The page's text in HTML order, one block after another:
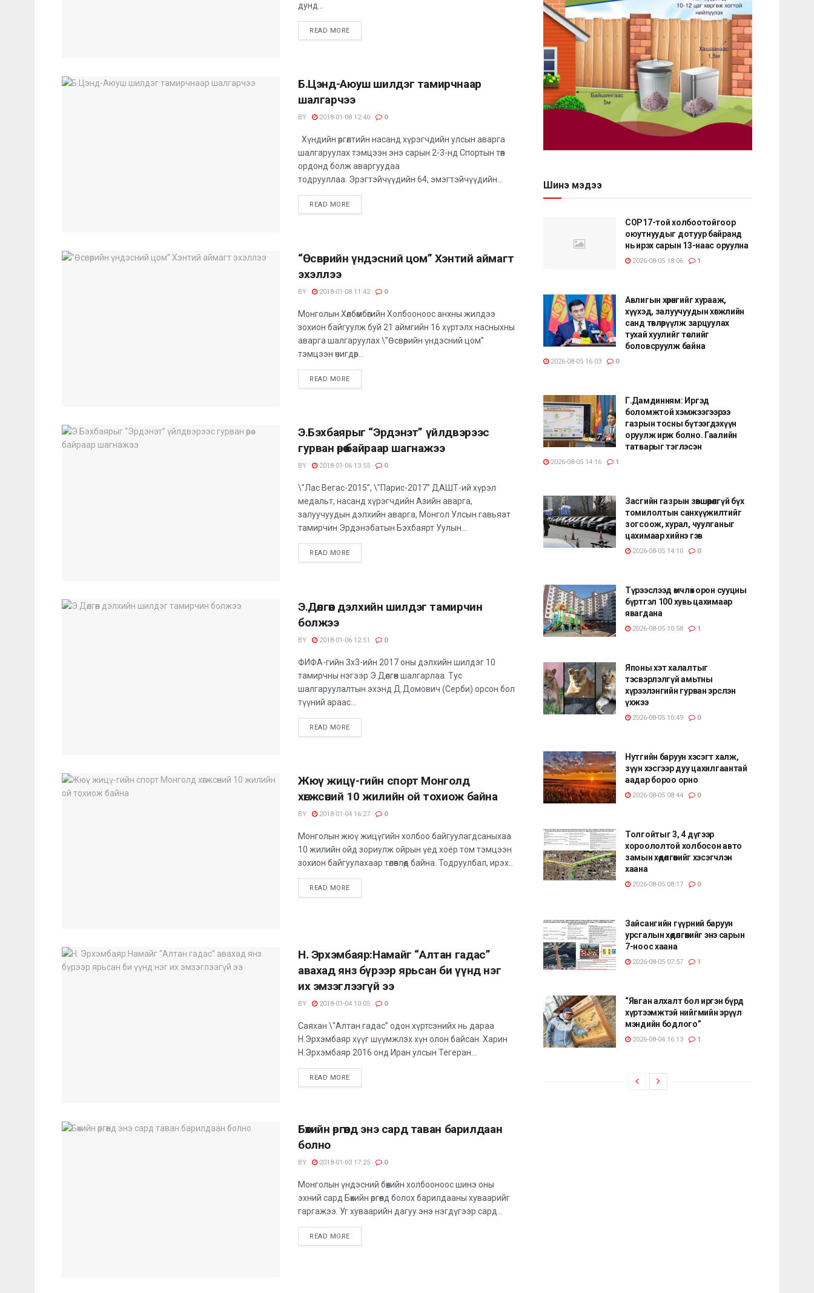
дунд...
READ MORE
Б.Цэнд-Аюуш шилдэг тамирчнаар
шалгарчээ
BY 2018-01-08 12:40 0
Хүндийн өргөлтийн насанд хүрэгчдийн улсын аварга
шалгаруулах тэмцээн энэ сарын 2-3-нд Спортын төв
ордонд болж аваргуудаа
тодрууллаа. Эрэгтэйчүүдийн 64, эмэгтэйчүүдийн...
READ MORE
“Өсвөрийн үндэсний цом” Хэнтий аймагт
эхэллээ
BY 2018-01-08 11:42 0
Монголын Хөлбөмбөгийн Холбооноос анхны жилдээ
зохион байгуулж буй 21 аймгийн 16 хүртэлх насныхны
аварга шалгаруулах \"Өсвөрийн үндэсний цом”
тэмцээн өчигдөр...
READ MORE
Э.Бэхбаярыг “Эрдэнэт” үйлдвэрээс
гурван өрөө байраар шагнажээ
BY 2018-01-06 13:55 0
\"Лас Вегас-2015”, \"Парис-2017” ДАШТ-ий хүрэл
медальт, насанд хүрэгчдийн Азийн аварга,
залуучуудын дэлхийн аварга, Монгол Улсын гавьяат
тамирчин Эрдэнэбатын Бэхбаярт Уулын...
READ MORE
Э.Дөлгөөн дэлхийн шилдэг тамирчин
болжээ
BY 2018-01-06 12:51 0
ФИФА-гийн 3х3-ийн 2017 оны дэлхийн шилдэг 10
тамирчны нэгээр Э.Дөлгөөн шалгарлаа. Тус
шалгаруулалтын эхэнд Д.Домович (Серби) орсон бол
түүний араас...
READ MORE
Жюү жицү-гийн спорт Монголд
хөгжсөний 10 жилийн ой тохиож байна
BY 2018-01-04 16:27 0
Монголын жюү жицүгийн холбоо байгуулагдсаныхаа
10 жилийн ойд зориулж ойрын үед хоёр том тэмцээн
зохион байгуулахаар төлөвлөөд байна. Тодруулбал, ирэх...
READ MORE
Н. Эрхэмбаяр:Намайг “Алтан гадас”
авахад янз бүрээр ярьсан би үүнд нэг
их эмзэглээгүй ээ
BY 2018-01-04 10:05 0
Саяхан \"Алтан гадас” одон хүртсэнийх нь дараа
Н.Эрхэмбаяр хүүг шүүмжлэх хүн олон байсан. Харин
Н.Эрхэмбаяр 2016 онд Иран улсын Тегеран...
READ MORE
Бөхийн өргөөнд энэ сард таван барилдаан
болно
BY 2018-01-03 17:25 0
Монголын үндэсний бөхийн холбооноос шинэ оны
эхний сард Бөхийн өргөөнд болох барилдааны хуваарийг
гаргажээ. Уг хуваарийн дагуу энэ нэгдүгээр сард...
READ MORE
Шинэ мэдээ
COP17-той холбоотойгоор
оюутнуудыг дотуур байранд
нь ирэх сарын 13-наас оруулна
2026-08-05 18:06 1
Авлигын хөрөнгийг хурааж,
хүүхэд, залуучуудын хөгжлийн
санд төвлөрүүлж зарцуулах
тухай хуулийг төслийг
боловсруулж байна
2026-08-05 16:03 0
Г.Дамдинням: Иргэд
боломжтой хэмжээгээрээ
газрын тосны бүтээгдэхүүн
оруулж ирж болно. Гаалийн
татварыг тэглэсэн
2026-08-05 14:16 1
Засгийн газрын зөвшөөрөлгүй бүх
томилолтын санхүүжилтийг
зогсоож, хурал, чуулганыг
цахимаар хийнэ гэв
2026-08-05 14:10 0
Түрээслээд өмчлөх орон сууцны
бүртгэл 100 хувь цахимаар
явагдана
2026-08-05 10:58 1
Японы хэт халалтыг
тэсвэрлэлгүй амьтны
хүрээлэнгийн гурван эрслэн
үхжээ
2026-08-05 10:49 0
Нутгийн баруун хэсэгт халж,
зүүн хэсгээр дуу цахилгаантай
аадар бороо орно
2026-08-05 08:44 0
Толгойтыг 3, 4 дүгээр
хороололтой холбосон авто
замын хөдөлгөөнийг хэсэгчлэн
хаана
2026-08-05 08:17 0
Зайсангийн гүүрний баруун
урсгалын хөдөлгөөнийг энэ сарын
7-ноос хаана
2026-08-05 07:57 1
“Явган алхалт бол иргэн бүрд
хүртээмжтэй нийгмийн эрүүл
мэндийн бодлого”
2026-08-04 16:13 1